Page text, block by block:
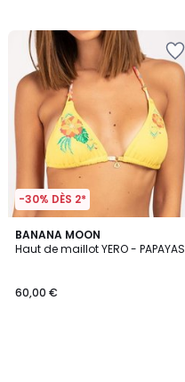
-30% DÈS 2*
BANANA MOON
Haut de maillot YERO - PAPAYAS
60,00 €